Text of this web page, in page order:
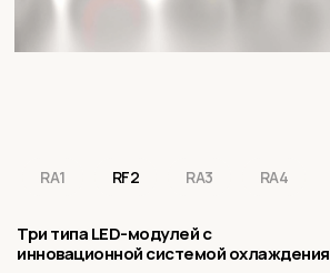
RA1 RF2 RA3 RA4
Три типа LED-модулей с
инновационной системой охлаждения